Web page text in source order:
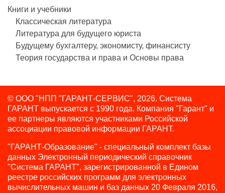
Книги и учебники
Классическая литература
Литература для будущего юриста
Будущему бухгалтеру, экономисту, финансисту
Теория государства и права и Основы права
© ООО "НПП "ГАРАНТ-СЕРВИС", 2026. Система
ГАРАНТ выпускается с 1990 года. Компания "Гарант" и
ее партнеры являются участниками Российской
ассоциации правовой информации ГАРАНТ.
"ГАРАНТ-Образование" - специальный комплект базы
данных Электронный периодический справочник
"Система ГАРАНТ", зарегистрированной в Едином
реестре российских программ для электронных
вычислительных машин и баз данных 20 Февраля 2016,